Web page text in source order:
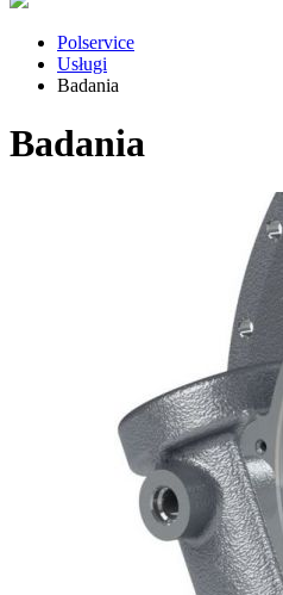
Polservice
Usługi
Badania
Badania